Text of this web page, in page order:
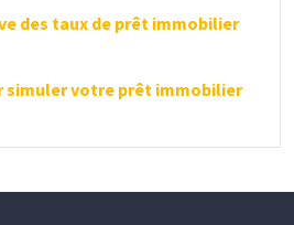
des taux de prêt immobilier
simuler votre prêt immobilier